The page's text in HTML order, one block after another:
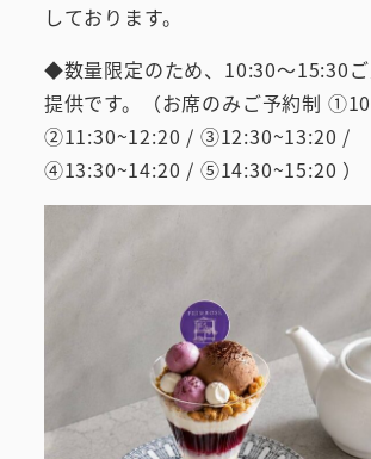
しております。
◆数量限定のため、10:30～15:30
提供です。（お席のみご予約制
②11:30~12:20 / ③12:30~13:20 /
④13:30~14:20 / ⑤14:30~15:20 ）